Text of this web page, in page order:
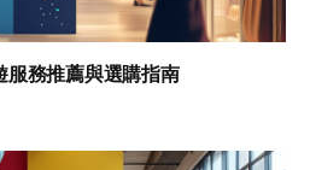
服務推薦與選購指南